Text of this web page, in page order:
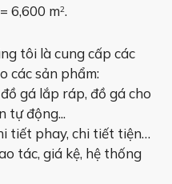
6,600 m2.
tôi là cung cấp các
các sản phẩm:
gá lắp ráp, đồ gá cho
tự động...
tiết phay, chi tiết tiện…
tác, giá kệ, hệ thống